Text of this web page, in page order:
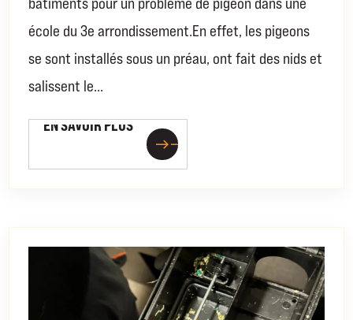
école du 3e arrondissement.En effet, les pigeons
se sont installés sous un préau, ont fait des nids et
salissent le...
EN SAVOIR PLUS
easteast